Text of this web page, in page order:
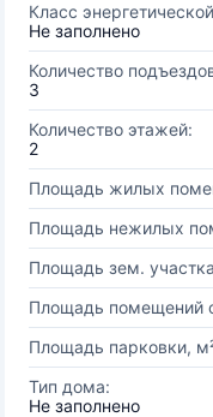
Класс
Не заполнено
Количество
3
Количество этажей:
2
Площадь жилых
Площадь нежилых
Площадь зем.
Площадь помещений
Площадь парковки,
Тип дома:
Не заполнено